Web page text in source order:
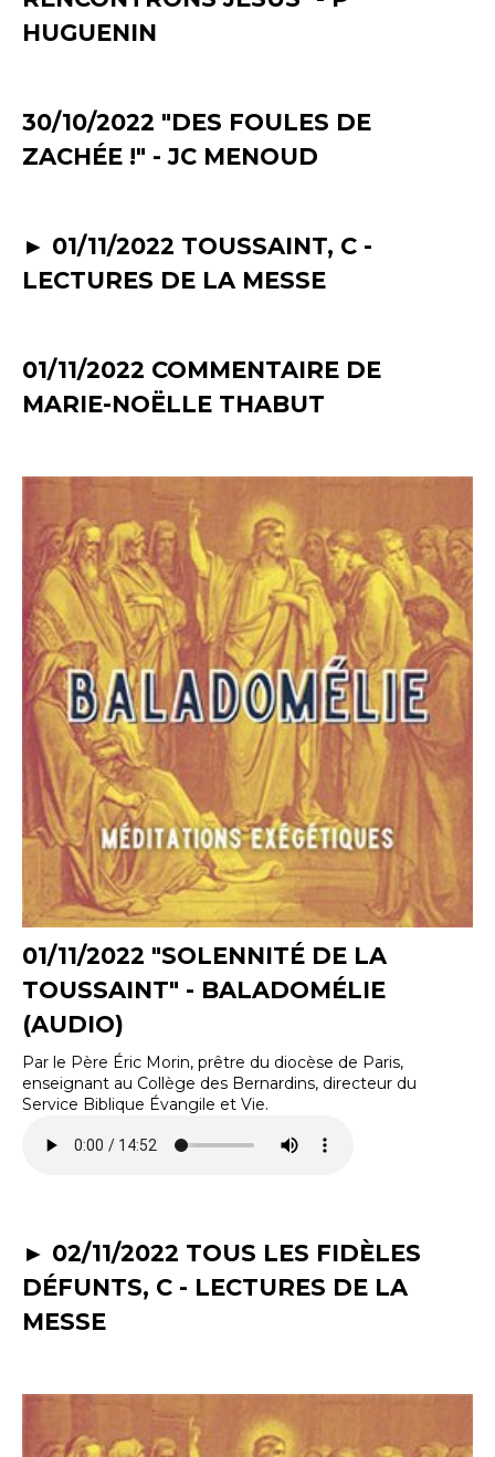
HUGUENIN
30/10/2022 "DES FOULES DE
ZACHÉE !" - JC MENOUD
► 01/11/2022 TOUSSAINT, C -
LECTURES DE LA MESSE
01/11/2022 COMMENTAIRE DE
MARIE-NOËLLE THABUT
01/11/2022 "SOLENNITÉ DE LA
TOUSSAINT" - BALADOMÉLIE
(AUDIO)
Par le Père Éric Morin, prêtre du diocèse de Paris,
enseignant au Collège des Bernardins, directeur du
Service Biblique Évangile et Vie.
► 02/11/2022 TOUS LES FIDÈLES
DÉFUNTS, C - LECTURES DE LA
MESSE